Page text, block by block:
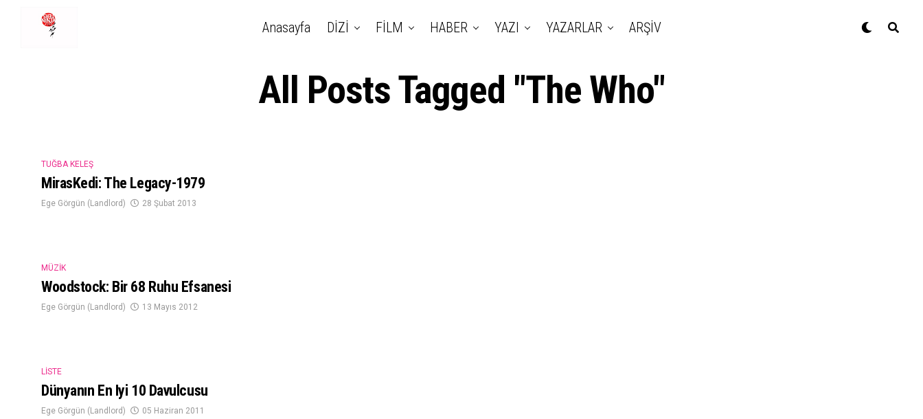
Anasayfa DİZİ FİLM HABER YAZI YAZARLAR ARŞİV
All Posts Tagged "The Who"
TUĞBA KELEŞ
MirasKedi: The Legacy-1979
Ege Görgün (Landlord) 28 Şubat 2013
MÜZIK
Woodstock: Bir 68 Ruhu Efsanesi
Ege Görgün (Landlord) 13 Mayıs 2012
LISTE
Dünyanın En Iyi 10 Davulcusu
Ege Görgün (Landlord) 05 Haziran 2011